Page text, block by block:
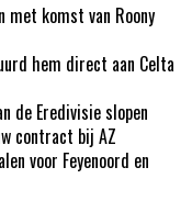
met komst van Roony
hem direct aan Celta
de Eredivisie slopen
contract bij AZ
voor Feyenoord en